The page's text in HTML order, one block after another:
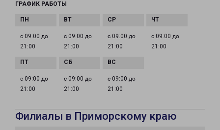
ГРАФИК РАБОТЫ
с 09:00 до
21:00
с 09:00 до
21:00
с 09:00 до
21:00
с 09:00 до
21:00
с 09:00 до
21:00
с 09:00 до
21:00
с 09:00 до
21:00
Филиалы в Приморскому краю